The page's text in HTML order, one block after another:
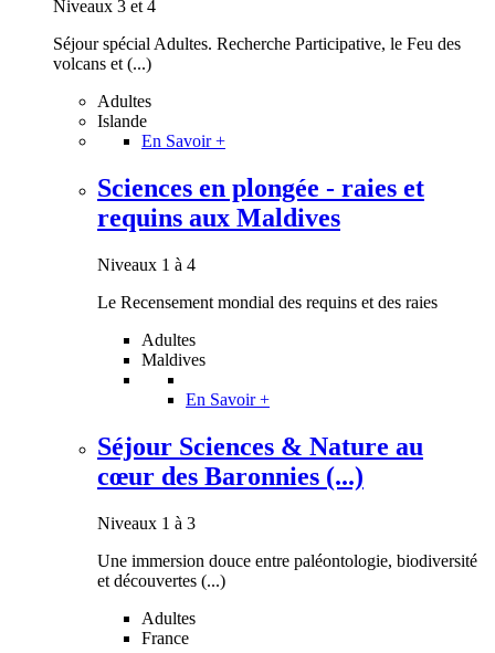
Niveaux 3 et 4
Séjour spécial Adultes. Recherche Participative, le Feu des
volcans et (...)
Adultes
Islande
En Savoir +
Sciences en plongée - raies et
requins aux Maldives
Niveaux 1 à 4
Le Recensement mondial des requins et des raies
Adultes
Maldives
En Savoir +
Séjour Sciences & Nature au
cœur des Baronnies (...)
Niveaux 1 à 3
Une immersion douce entre paléontologie, biodiversité
et découvertes (...)
Adultes
France